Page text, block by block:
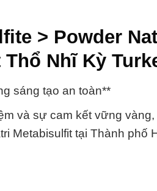
> Powder
Nhĩ Kỳ
sáng tạo an toàn**
và sự cam kết vững
Metabisulfit tại Thành phố